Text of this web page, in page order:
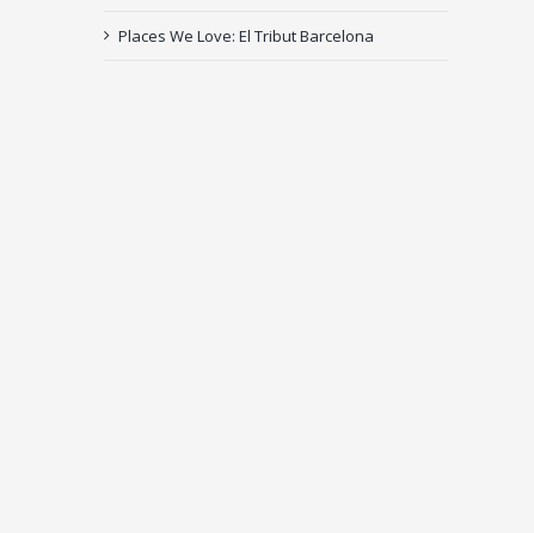
Places We Love: El Tribut Barcelona